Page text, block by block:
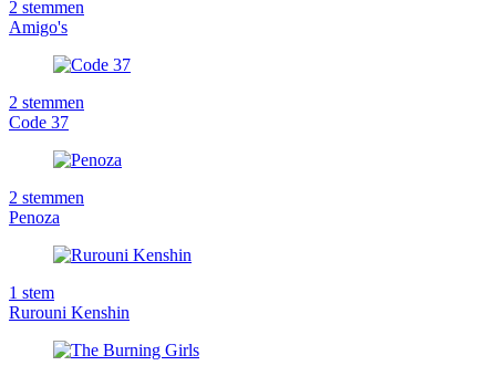
2 stemmen
Amigo's
2 stemmen
Code 37
2 stemmen
Penoza
1 stem
Rurouni Kenshin